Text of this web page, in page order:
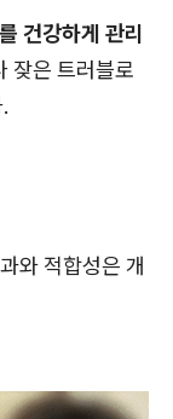
건강하게 관리
잦은 트러블로
와 적합성은 개